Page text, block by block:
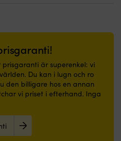
prisgaranti är superenkel: vi
Du kan i lugn och ro
den billigare hos en annan
vi priset i efterhand. Inga